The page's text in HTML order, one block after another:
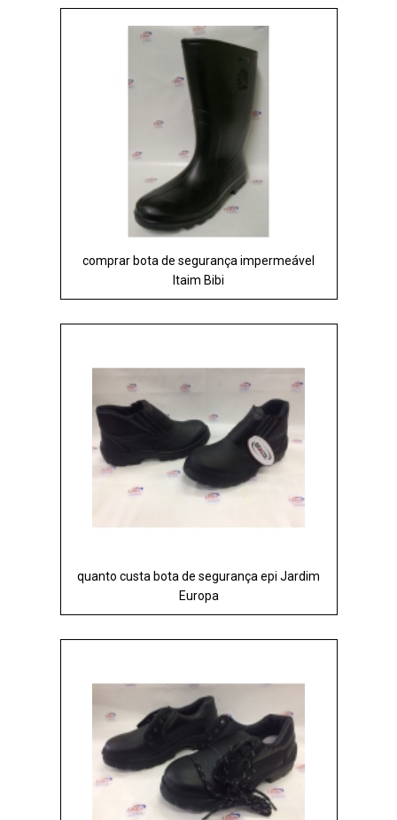
comprar bota de segurança impermeável
Itaim Bibi
quanto custa bota de segurança epi Jardim
Europa